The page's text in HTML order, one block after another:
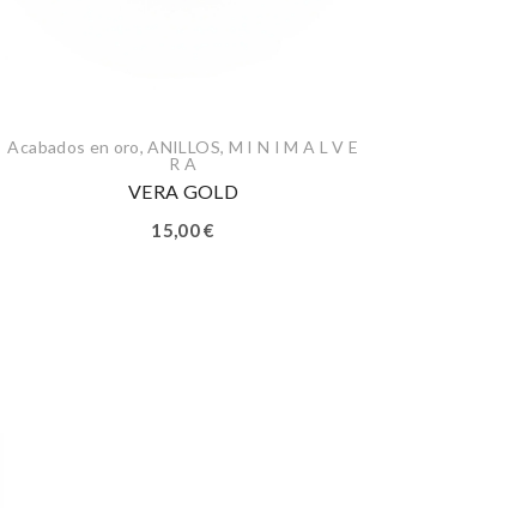
Acabados en oro,ANILLOS, M I N I M A L V E
R A
VERA GOLD
15,00€